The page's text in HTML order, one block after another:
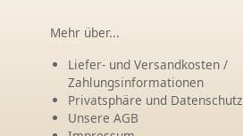
Mehr über...
Liefer- und Versandkosten /
Zahlungsinformationen
Privatsphäre und Datenschutz
Unsere AGB